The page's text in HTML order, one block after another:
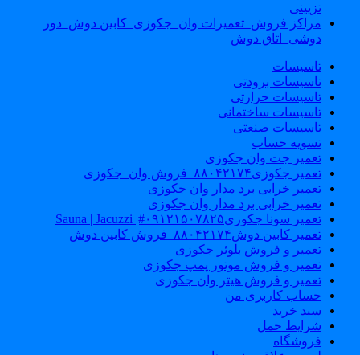
تزیینی
مراکز فروش_تعمیرات وان_جکوزی_کابین دوش_دور
دوشی_اتاق دوش
تاسیسات
تاسیسات برودتی
تاسیسات حرارتی
تاسیسات ساختمانی
تاسیسات صنعتی
تسویه حساب
تعمیر جت وان جکوزی
تعمیر جکوزی۸۸۰۴۲۱۷۴_فروش وان_جکوزی
تعمیر خرابی برد مدار وان جکوزی
تعمیر خرابی برد مدار وان جکوزی
تعمیر سونا جکوزی۰۹۱۲۱۵۰۷۸۲۵#| Sauna | Jacuzzi
تعمیر کابین دوش۸۸۰۴۲۱۷۴_فروش کابین دوش
تعمیر و فروش بلوئر جکوزی
تعمیر و فروش موتور پمپ جکوزی
تعمیر و فروش هیتر وان جکوزی
حساب کاربری من
سبد خرید
شرایط حمل
فروشگاه